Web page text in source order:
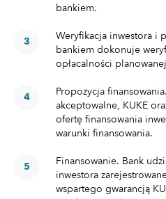
bankiem.
Weryfikacja inwestora i
bankiem dokonuje
opłacalności
Propozycja
akceptowalne, KUKE
ofertę finansowania
warunki finansowania.
Finansowanie. Bank
inwestora
wspartego gwarancją